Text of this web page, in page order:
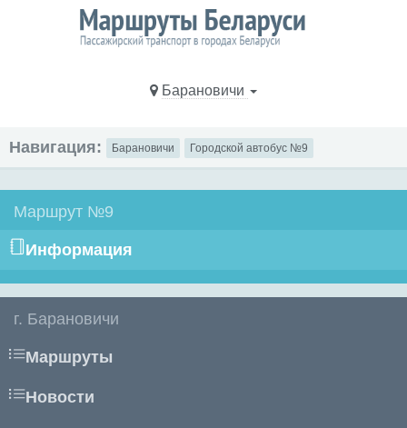
Барановичи
Навигация: Барановичи Городской автобус №9
Маршрут №9
Информация
г. Барановичи
Маршруты
Новости